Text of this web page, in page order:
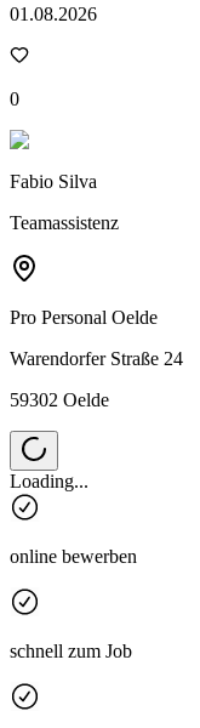
01.08.2026
0
Fabio Silva
Teamassistenz
Pro Personal Oelde
Warendorfer Straße 24
59302 Oelde
Loading...
online bewerben
schnell zum Job